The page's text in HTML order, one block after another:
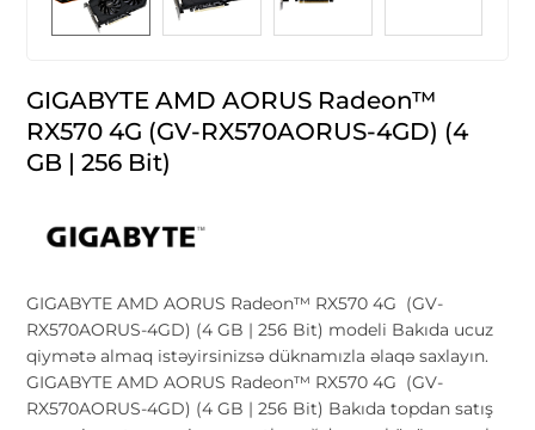
GIGABYTE AMD AORUS Radeon™
RX570 4G (GV-RX570AORUS-4GD) (4
GB | 256 Bit)
GIGABYTE AMD AORUS Radeon™ RX570 4G (GV-
RX570AORUS-4GD) (4 GB | 256 Bit) modeli Bakıda ucuz
qiymətə almaq istəyirsinizsə düknamızla əlaqə saxlayın.
GIGABYTE AMD AORUS Radeon™ RX570 4G (GV-
RX570AORUS-4GD) (4 GB | 256 Bit) Bakıda topdan satış